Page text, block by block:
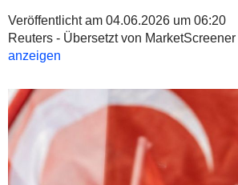
Veröffentlicht am 04.06.2026 um 06:20
Reuters - Übersetzt von MarketScreener
anzeigen